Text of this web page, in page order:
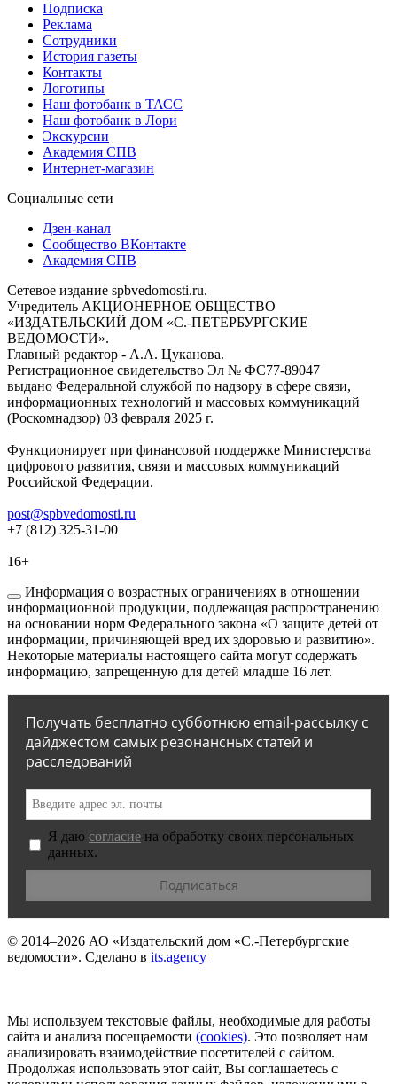
Подписка
Реклама
Сотрудники
История газеты
Контакты
Логотипы
Наш фотобанк в ТАСС
Наш фотобанк в Лори
Экскурсии
Академия СПВ
Интернет-магазин
Социальные сети
Дзен-канал
Сообщество ВКонтакте
Академия СПВ
Сетевое издание spbvedomosti.ru.
Учредитель АКЦИОНЕРНОЕ ОБЩЕСТВО
«ИЗДАТЕЛЬСКИЙ ДОМ «С.-ПЕТЕРБУРГСКИЕ
ВЕДОМОСТИ».
Главный редактор - А.А. Цуканова.
Регистрационное свидетельство Эл № ФС77-89047
выдано Федеральной службой по надзору в сфере связи,
информационных технологий и массовых коммуникаций
(Роскомнадзор) 03 февраля 2025 г.
Функционирует при финансовой поддержке Министерства
цифрового развития, связи и массовых коммуникаций
Российской Федерации.
post@spbvedomosti.ru
+7 (812) 325-31-00
16+
Информация о возрастных ограничениях в отношении
информационной продукции, подлежащая распространению
на основании норм Федерального закона «О защите детей от
информации, причиняющей вред их здоровью и развитию».
Некоторые материалы настоящего сайта могут содержать
информацию, запрещенную для детей младше 16 лет.
Получать бесплатно субботнюю email-рассылку с
дайджестом самых резонансных статей и
расследований
Я даю согласие на обработку своих персональных
данных.
© 2014–2026 АО «Издательский дом «С.-Петербургские
ведомости». Сделано в its.agency
Мы используем текстовые файлы, необходимые для работы
сайта и анализа посещаемости (сookies). Это позволяет нам
анализировать взаимодействие посетителей с сайтом.
Продолжая использовать этот сайт, Вы соглашаетесь с